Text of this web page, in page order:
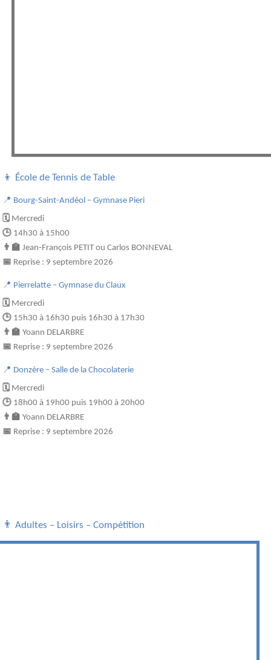
👦 École de Tennis de Table
📍 Bourg-Saint-Andéol – Gymnase Pieri
🗓 Mercredi
🕒 14h30 à 15h00
👨 🏫 Jean‑François PETIT ou Carlos BONNEVAL
📅 Reprise : 9 septembre 2026
📍 Pierrelatte – Gymnase du Claux
🗓 Mercredi
🕒 15h30 à 16h30 puis 16h30 à 17h30
👨‍🏫 Yoann DELARBRE
📅 Reprise : 9 septembre 2026
📍 Donzère – Salle de la Chocolaterie
🗓️ Mercredi
🕒 18h00 à 19h00 puis 19h00 à 20h00
👨‍🏫 Yoann DELARBRE
📅 Reprise : 9 septembre 2026
👨 Adultes – Loisirs – Compétition